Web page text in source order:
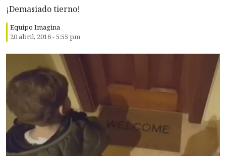
¡Demasiado tierno!
Equipo Imagina
20 abril, 2016 - 5:55 pm